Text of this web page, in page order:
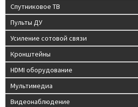
Спутниковое ТВ
Пульты ДУ
Усиление сотовой связи
Кронштейны
HDMI оборудование
Мультимедиа
Видеонаблюдение